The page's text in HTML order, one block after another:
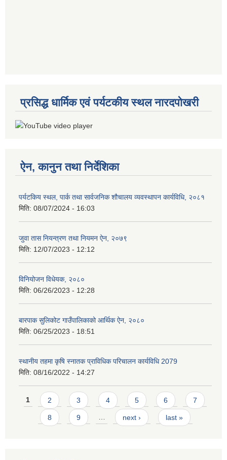
प्रसिद्ध धार्मिक एवं पर्यटकीय स्थल नारदपोखरी
ऐन, कानुन तथा निर्देशिका
पर्यटकिय स्थल, पार्क तथा सार्वजनिक शौचालय व्यवस्थापन कार्यविधि, २०८१
मिति: 08/07/2024 - 16:03
जुवा तास नियन्त्रण तथा नियमन ऐन, २०७९
मिति: 12/07/2023 - 12:12
विनियोजन विधेयक, २०८०
मिति: 06/26/2023 - 12:28
बारपाक सुलिकोट गाउँपालिकाको आर्थिक ऐन, २०८०
मिति: 06/25/2023 - 18:51
स्थानीय तहमा कृषि स्नातक प्राविधिक परिचालन कार्यविधि 2079
मिति: 08/16/2022 - 14:27
Pages
1 2 3 4 5 6 7
8 9 … next › last »